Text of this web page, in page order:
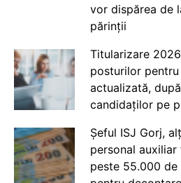
vor dispărea de
părinții
Titularizare
posturilor
actualizată,
candidaților pe
Șeful ISJ Gorj,
personal
peste 55.000